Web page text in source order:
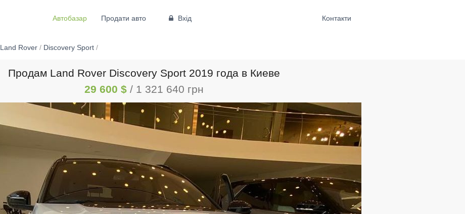
Автобазар Продати авто Вхід Контакти
Land Rover/ Discovery Sport/
Продам Land Rover Discovery Sport 2019 года в Киеве
29 600 $ / 1 321 640 грн